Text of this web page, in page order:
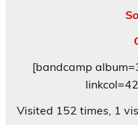
[bandcamp
Visited 152 times, 1